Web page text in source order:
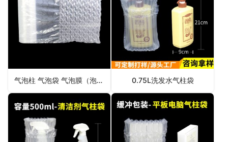
气泡柱 气泡袋 气泡膜（泡泡袋） 0.75L洗发水气柱袋